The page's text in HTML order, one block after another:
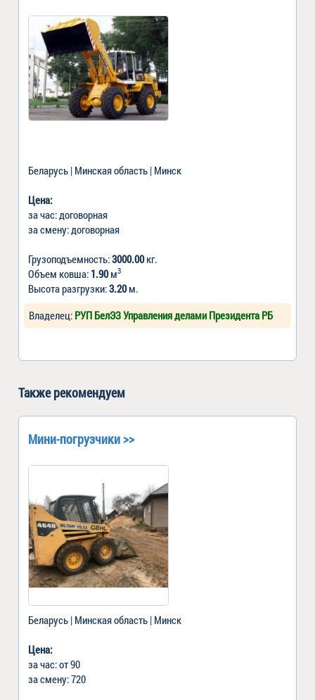
Беларусь | Минская область | Минск
Цена:
за час: договорная
за смену: договорная
Грузоподъемность:3000.00кг.
Объем ковша: 1.90м3
Высота разгрузки:3.20м.
Владелец: РУП БелЭЗ Управления делами Президента РБ
Также рекомендуем
Мини-погрузчики >>
Беларусь | Минская область | Минск
Цена:
за час: от 90
за смену: 720